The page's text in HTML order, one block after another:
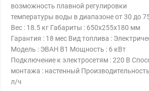
Водонагреватель проточный
возможность плавной регулировки
температуры воды в диапазоне от 30 до
Вес : 18.5 кг Габариты : 650х255х180 мм
Гарантия : 18 мес Вид топлива :
Модель : ЭВАН В1 Мощность : 6 кВт
Подключение к электросетям : 220 В
монтажа : настенный
л/ч